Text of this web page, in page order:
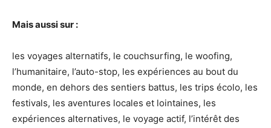
Mais aussi sur :
les voyages alternatifs, le couchsurfing, le woofing,
l’humanitaire, l’auto-stop, les expériences au bout du
monde, en dehors des sentiers battus, les trips écolo, les
festivals, les aventures locales et lointaines, les
expériences alternatives, le voyage actif, l’intérêt des